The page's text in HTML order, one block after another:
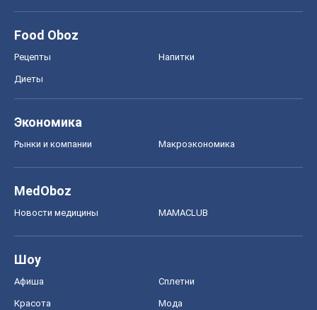
Food Oboz
Рецепты Напитки
Диеты
Экономика
Рынки и компании Mакроэкономика
MedOboz
Новости медицины MAMACLUB
Шоу
Афиша Сплетни
Красота Мода